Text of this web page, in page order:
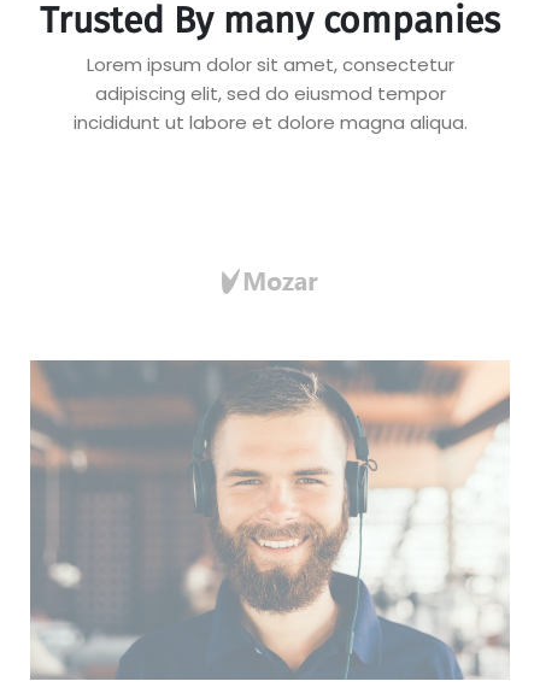
Trusted By many companies
Lorem ipsum dolor sit amet, consectetur
adipiscing elit, sed do eiusmod tempor
incididunt ut labore et dolore magna aliqua.